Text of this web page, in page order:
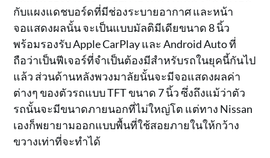
กับแผงแดชบอร์ดที่มีช่องระบายอากาศ และหน้า
จอแสดงผลนั้น จะเป็นแบบมัลติมีเดียขนาด 8 นิ้ว
พร้อมรองรับ Apple CarPlay และ Android Auto ที่
ถือว่าเป็นฟีเจอร์ที่จำเป็นต้องมีสำหรับรถในยุคนี้กันไป
แล้ว ส่วนด้านหลังพวงมาลัยนั้นจะมีจอแสดงผลค่า
ต่างๆ ของตัวรถแบบ TFT ขนาด 7 นิ้ว ซึ่งถึงแม้ว่าตัว
รถนั้นจะมีขนาดภายนอกที่ไม่ใหญ่โต แต่ทาง Nissan
เองก็พยายามออกแบบพื้นที่ใช้สอยภายในให้กว้าง
ขวางเท่าที่จะทำได้